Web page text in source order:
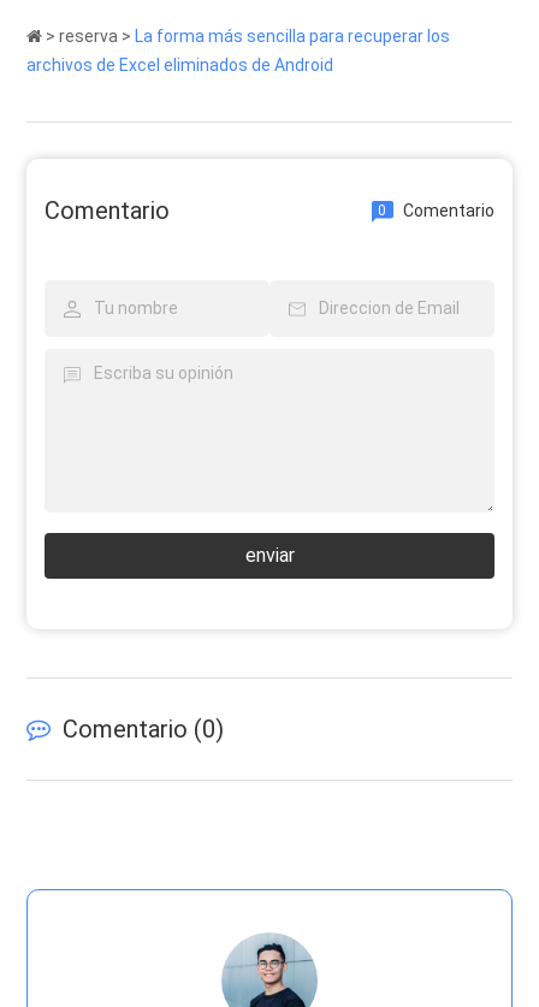
>reserva > La forma más sencilla para recuperar los
archivos de Excel eliminados de Android
Comentario 0 Comentario
enviar
Comentario (0)